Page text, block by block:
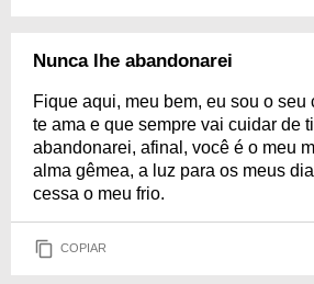
Nunca lhe abandonarei
Fique aqui, meu bem, eu sou o seu
te ama e que sempre vai cuidar de
abandonarei, afinal, você é o meu
alma gêmea, a luz para os meus
cessa o meu frio.
COPIAR